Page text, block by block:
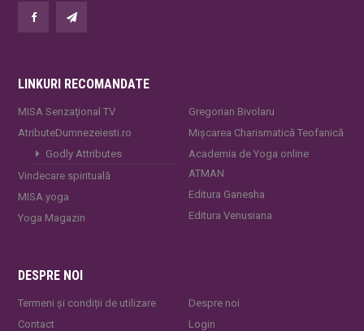
LINKURI RECOMANDATE
MISA Senzaţional TV
AtributeDumnezeiesti.ro
Godly Attributes
Vindecare spirituală
MISA.yoga
Yoga Magazin
Gregorian Bivolaru
Mișcarea Charismatică Teofanică
Academia de Yoga online
ATMAN
Editura Ganesha
Editura Venusiana
DESPRE NOI
Termeni și condiții de utilizare
Contact
Despre noi
Login